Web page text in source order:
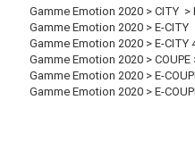
Gamme Emotion 2020 > CITY
Gamme Emotion 2020 > E-
Gamme Emotion 2020 > E-CITY
Gamme Emotion 2020 >
Gamme Emotion 2020 > E-
Gamme Emotion 2020 > E-